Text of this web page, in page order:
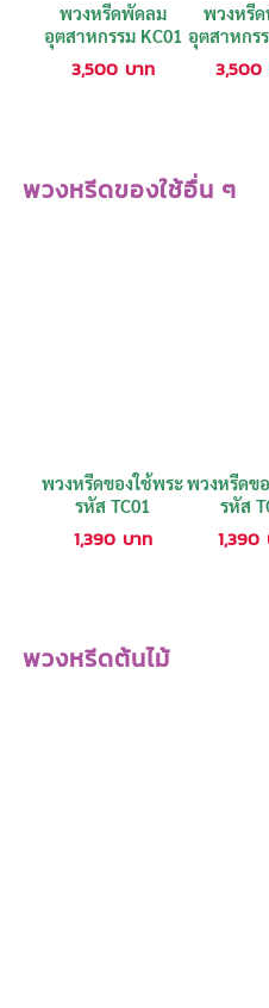
พวงหรีดพัดลม
อุตสาหกรรม KC01
3,500 บาท
พวงหรี
อุตสาหกร
3,500
พวงหรีดของใช้อื่น ๆ
พวงหรีดของใช้พระ
รหัส TC01
1,390 บาท
พวงหรีดข
รหัส
1,390
พวงหรีดต้นไม้